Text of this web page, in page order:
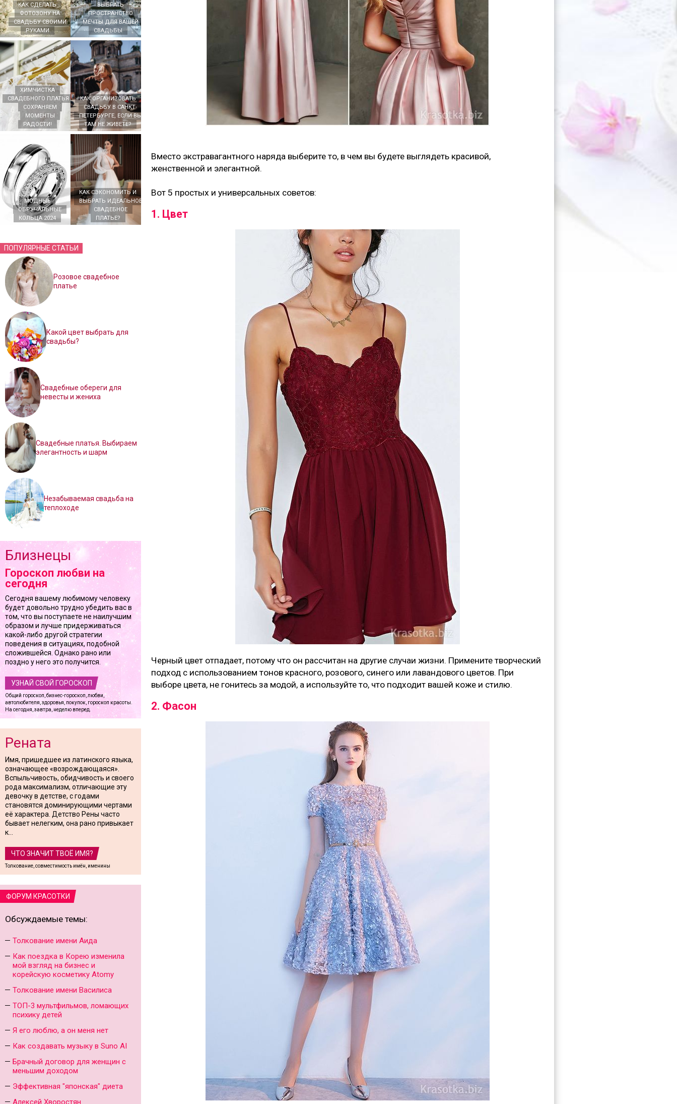
КАК СДЕЛАТЬ
ФОТОЗОНУ НА
СВАДЬБУ СВОИМИ
РУКАМИ
ВЫБРАТЬ
ПРОСТРАНСТВО
МЕЧТЫ ДЛЯ ВАШЕЙ
СВАДЬБЫ
ХИМЧИСТКА
СВАДЕБНОГО ПЛАТЬЯ -
СОХРАНЯЕМ
МОМЕНТЫ
РАДОСТИ!
КАК ОРГАНИЗОВАТЬ
СВАДЬБУ В САНКТ-
ПЕТЕРБУРГЕ, ЕСЛИ ВЫ
ТАМ НЕ ЖИВЕТЕ?
МОДНЫЕ
ОБРУЧАЛЬНЫЕ
КОЛЬЦА 2024
КАК СЭКОНОМИТЬ И
ВЫБРАТЬ ИДЕАЛЬНОЕ
СВАДЕБНОЕ
ПЛАТЬЕ?
ПОПУЛЯРНЫЕ СТАТЬИ
Розовое свадебное
платье
Какой цвет выбрать для
свадьбы?
Свадебные обереги для
невесты и жениха
Свадебные платья. Выбираем
элегантность и шарм
Незабываемая свадьба на
теплоходе
Близнецы
Гороскоп любви на
сегодня
Сегодня вашему любимому человеку
будет довольно трудно убедить вас в
том, что вы поступаете не наилучшим
образом и лучше придерживаться
какой-либо другой стратегии
поведения в ситуациях, подобной
сложившейся. Однако рано или
поздно у него это получится.
УЗНАЙ СВОЙ ГОРОСКОП
Общий гороскоп, бизнес-гороскоп, любви,
автолюбителя, здоровья, покупок, гороскоп красоты.
На сегодня, завтра, неделю вперед.
Рената
Имя, пришедшее из латинского языка,
означающее «возрождающаяся».
Вспыльчивость, обидчивость и своего
рода максимализм, отличающие эту
девочку в детстве, с годами
становятся доминирующими чертами
её характера. Детство Рены часто
бывает нелегким, она рано привыкает
к...
ЧТО ЗНАЧИТ ТВОЁ ИМЯ?
Толкование, совместимость имён, именины
ФОРУМ КРАСОТКИ
Обсуждаемые темы:
Толкование имени Аида
Как поездка в Корею изменила
мой взгляд на бизнес и
корейскую косметику Atomy
Толкование имени Василиса
ТОП-3 мультфильмов, ломающих
психику детей
Я его люблю, а он меня нет
Как создавать музыку в Suno AI
Брачный договор для женщин с
меньшим доходом
Эффективная "японская" диета
Алексей Хворостян
Вместо экстравагантного наряда выберите то, в чем вы будете выглядеть красивой,
женственной и элегантной.
Вот 5 простых и универсальных советов:
1. Цвет
Черный цвет отпадает, потому что он рассчитан на другие случаи жизни. Примените творческий
подход с использованием тонов красного, розового, синего или лавандового цветов. При
выборе цвета, не гонитесь за модой, а используйте то, что подходит вашей коже и стилю.
2. Фасон